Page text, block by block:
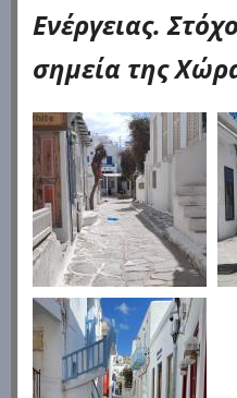
Ενέργειας.
σημεία της